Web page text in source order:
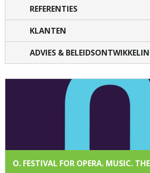
REFERENTIES
KLANTEN
ADVIES &
O. FESTIVAL FOR OPERA. MUSIC.